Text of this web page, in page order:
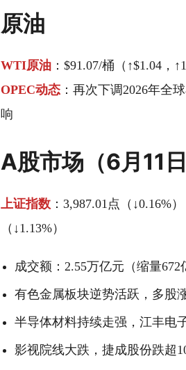
原油
WTI原油 ：$91.07/桶（↑$1.04，
OPEC动态 ：再次下调2026年全
响
A股市场（6月11日
上证指数 ：3,987.01点（↓0.16%）
（↓1.13%）
成交额：2.55万亿元（缩量672
有色金属板块逆势活跃，多股
半导体材料持续走强，江丰电
影视院线大跌，捷成股份跌超